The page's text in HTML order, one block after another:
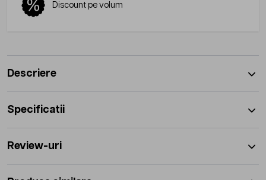
Discount pe volum
Descriere
Specificatii
Review-uri